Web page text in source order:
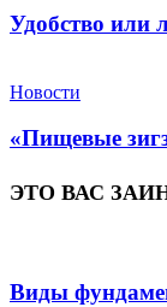
Удобство или
Новости
«Пищевые
ЭТО ВАС
Виды